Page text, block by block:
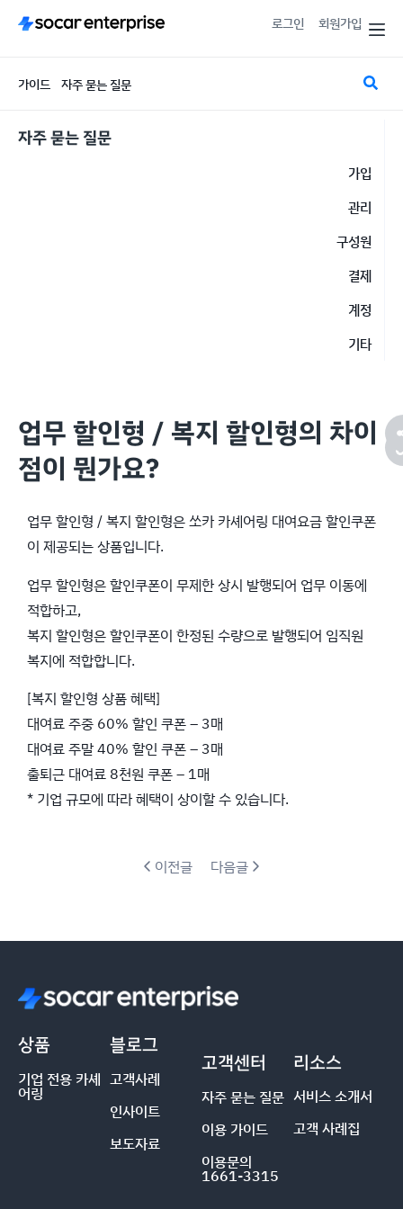
로그인 회원가입
가이드 자주 묻는 질문
자주 묻는 질문
가입
관리
구성원
결제
계정
기타
업무 할인형 / 복지 할인형의 차이
점이 뭔가요?
업무 할인형 / 복지 할인형은 쏘카 카셰어링 대여요금 할인쿠폰
이 제공되는 상품입니다.
업무 할인형은 할인쿠폰이 무제한 상시 발행되어 업무 이동에
적합하고,
복지 할인형은 할인쿠폰이 한정된 수량으로 발행되어 임직원
복지에 적합합니다.
[복지 할인형 상품 혜택]
대여료 주중 60% 할인 쿠폰 – 3매
대여료 주말 40% 할인 쿠폰 – 3매
출퇴근 대여료 8천원 쿠폰 – 1매
* 기업 규모에 따라 혜택이 상이할 수 있습니다.
이전글 다음글
상품
기업 전용 카셰
어링
블로그
고객사례
인사이트
보도자료
고객센터
자주 묻는 질문
이용 가이드
이용문의
1661-3315
리소스
서비스 소개서
고객 사례집